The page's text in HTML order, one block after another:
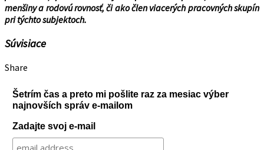
menšiny a rodovú rovnosť, či ako člen viacerých pracovných skupín
pri týchto subjektoch.
Súvisiace
Share
Šetrím čas a preto mi pošlite raz za mesiac výber
najnovších správ e-mailom
Zadajte svoj e-mail